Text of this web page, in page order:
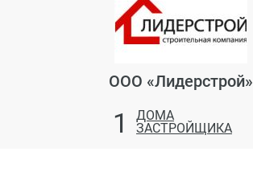
ООО «Лидерстрой»
1
ДОМА
ЗАСТРОЙЩИКА